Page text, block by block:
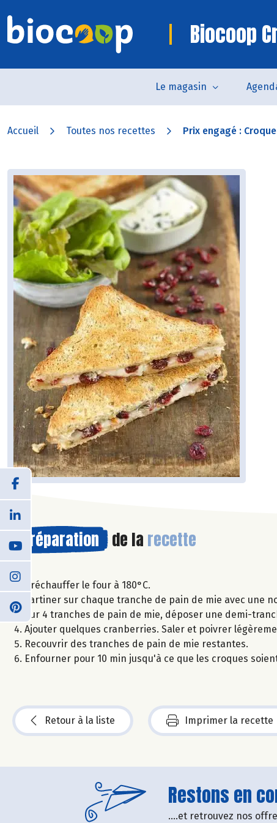
Biocoop
Le magasin
Accueil Toutes nos recettes Prix engagé :
Préparation de la recette
Préchauffer le four à 180°C.
Tartiner sur chaque tranche de pain de mie avec une
Sur 4 tranches de pain de mie, déposer une demi-
Ajouter quelques cranberries. Saler et poivrer
Recouvrir des tranches de pain de mie restantes.
Enfourner pour 10 min jusqu'à ce que les croques
Retour à la liste Imprimer la recette
Restons en
....et retrouvez nos